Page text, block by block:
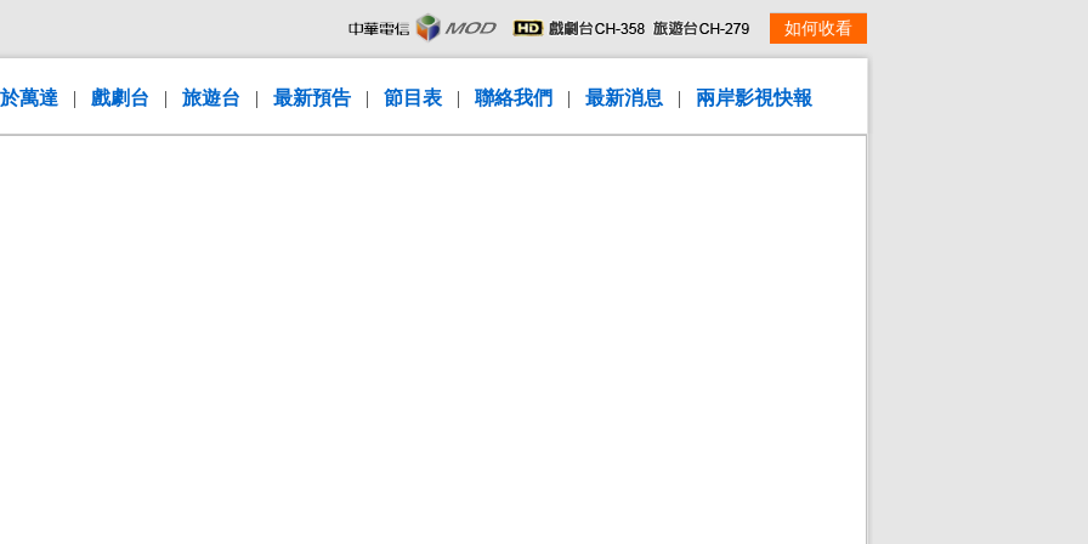
如何收看
萬達 | 戲劇台 | 旅遊台 | 最新預告 | 節目表 | 聯絡我們 | 最新消息 | 兩岸影視快報